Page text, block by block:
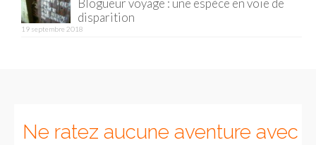
Blogueur voyage : une espèce en voie de
disparition
19 septembre 2018
Ne ratez aucune aventure avec